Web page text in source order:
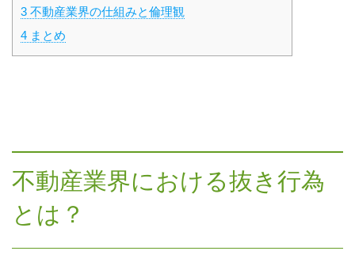
3 不動産業界の仕組みと倫理観
4 まとめ
不動産業界における抜き行為
とは？